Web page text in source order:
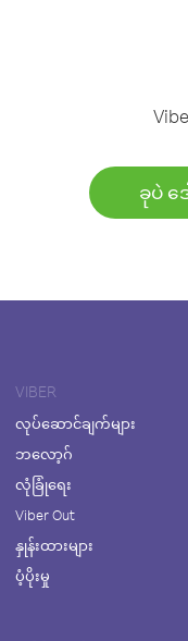
ခုပဲ
VIBER
လုပ်ဆောင်ချက်များ
ဘလော့ဂ်
လုံခြုံရေး
Viber Out
နှုန်းထားများ
ပံ့ပိုးမှု